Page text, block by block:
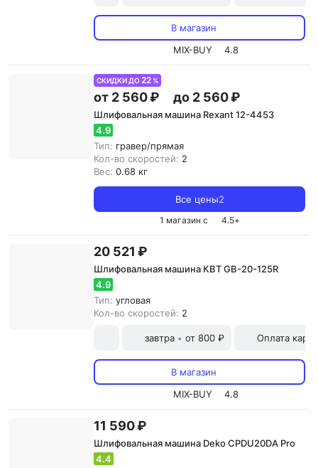
В магазин
MIX-BUY
4.8
СКИДКИ ДО22 %
от 2 560 ₽ до 2 560 ₽
Шлифовальная машина Rexant 12-4453
4.9
Тип: гравер/прямая
Кол-во скоростей: 2
Вес: 0.68 кг
Все цены2
1 магазин с 4.5+
20 521 ₽
Шлифовальная машина КВТ GB-20-125R
4.9
Тип: угловая
Кол-во скоростей: 2
завтра • от 800 ₽ Оплата
В магазин
MIX-BUY
4.8
11 590 ₽
Шлифовальная машина Deko CPDU20DA Pro
4.4